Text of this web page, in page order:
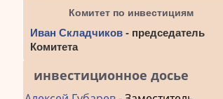
Комитет по инвестициям
Иван Складчиков - председатель
Комитета
инвестиционное досье